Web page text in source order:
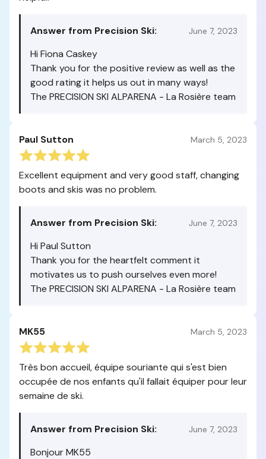
Answer from Precision Ski: June 7, 2023
Hi Fiona Caskey
Thank you for the positive review as well as the
good rating it helps us out in many ways!
The PRECISION SKI ALPARENA - La Rosière team
Paul Sutton March 5, 2023
Excellent equipment and very good staff, changing
boots and skis was no problem.
Answer from Precision Ski: June 7, 2023
Hi Paul Sutton
Thank you for the heartfelt comment it
motivates us to push ourselves even more!
The PRECISION SKI ALPARENA - La Rosière team
MK55 March 5, 2023
Très bon accueil, équipe souriante qui s'est bien
occupée de nos enfants qu'il fallait équiper pour leur
semaine de ski.
Answer from Precision Ski: June 7, 2023
Bonjour MK55